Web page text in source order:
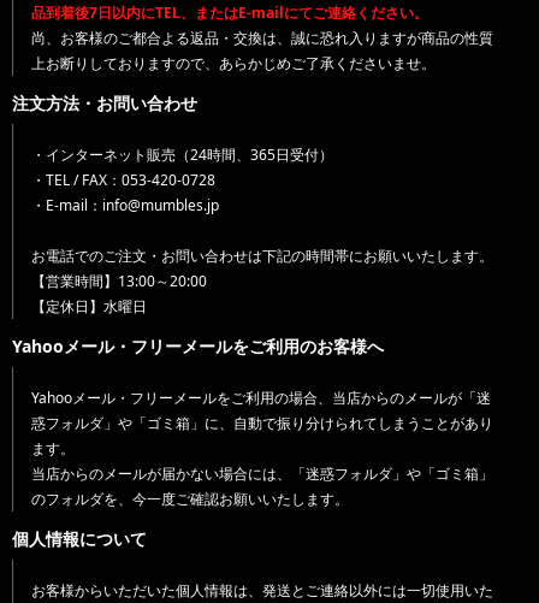
品到着後7日以内にTEL、またはE-mailにてご連絡ください。
尚、お客様のご都合よる返品・交換は、誠に恐れ入りますが商品の性質
上お断りしておりますので、あらかじめご了承くださいませ。
注文方法・お問い合わせ
・インターネット販売（24時間、365日受付）
・TEL / FAX：053-420-0728
・E-mail：info@mumbles.jp
お電話でのご注文・お問い合わせは下記の時間帯にお願いいたします。
【営業時間】13:00～20:00
【定休日】水曜日
Yahooメール・フリーメールをご利用のお客様へ
Yahooメール・フリーメールをご利用の場合、当店からのメールが「迷
惑フォルダ」や「ゴミ箱」に、自動で振り分けられてしまうことがあり
ます。
当店からのメールが届かない場合には、「迷惑フォルダ」や「ゴミ箱」
のフォルダを、今一度ご確認お願いいたします。
個人情報について
お客様からいただいた個人情報は、発送とご連絡以外には一切使用いた